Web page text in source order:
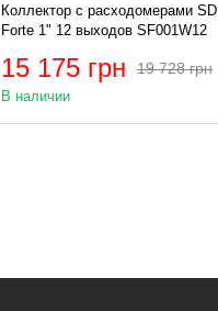
Коллектор с расходомерами SD
Forte 1" 12 выходов SF001W12
19 728 грн
15 175 грн
В наличии